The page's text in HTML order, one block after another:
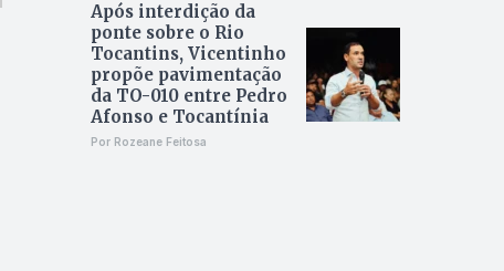
Após interdição da
ponte sobre o Rio
Tocantins, Vicentinho
propõe pavimentação
da TO-010 entre Pedro
Afonso e Tocantínia
Por Rozeane Feitosa